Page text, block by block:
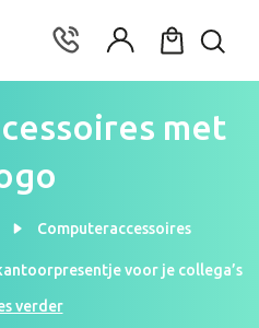
met
Computeraccessoires
voor je collega’s
de leukste en nieuwste
logo. De computer accessoires
verder